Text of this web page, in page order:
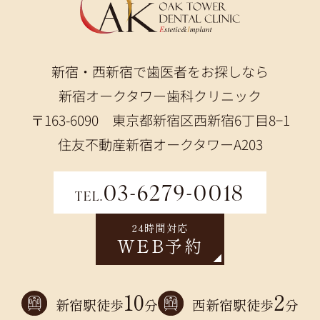
新宿・西新宿で歯医者をお探しなら
新宿オークタワー歯科クリニック
〒163-6090 東京都新宿区西新宿6丁目8−1
住友不動産新宿オークタワーA203
TEL.03-6279-0018
24時間対応
WEB予約
新宿駅徒歩10分 西新宿駅徒歩2分